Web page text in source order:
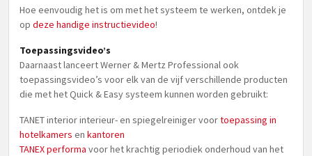
Hoe eenvoudig het is om met het systeem te werken, ontdek je
op deze handige instructievideo!
Toepassingsvideo’s
Daarnaast lanceert Werner & Mertz Professional ook
toepassingsvideo’s voor elk van de vijf verschillende producten
die met het Quick & Easy systeem kunnen worden gebruikt:
TANET interior interieur- en spiegelreiniger voortoepassing in
hotelkamers en kantoren
TANEX performa voor het krachtig periodiek onderhoud van het